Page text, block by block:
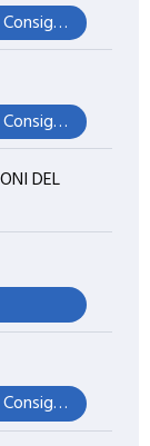
Massimo CARRARA - Presidente del Consiglio
Massimo CARRARA - Presidente del Consiglio
DEL
Massimo CARRARA - Presidente del Consiglio